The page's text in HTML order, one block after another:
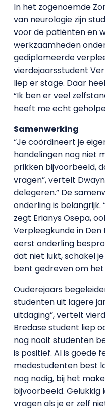
In het zogenoemde
van neurologie zijn
voor de patiënten en
werkzaamheden
gediplomeerde
vierdejaarsstudent
liep er stage. Daar
“Ik ben er veel
heeft me echt
Samenwerking
“Je coördineert je
handelingen nog niet
prikken bijvoorbeeld,
vragen”, vertelt
delegeren.” De
onderling is belangrijk.
zegt Erianys Osepa,
Verpleegkunde in Den
eerst onderling
dat niet lukt, schakel je
bent gedreven om het
Ouderejaars
studenten uit lagere
uitdaging”, vertelt
Bredase student liep
nog nooit studenten
is positief. Al is goede
medestudenten best
nog nodig, bij het
bijvoorbeeld. Gelukkig
vragen als je er zelf